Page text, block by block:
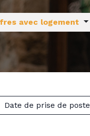
avec logement
Date de prise de poste